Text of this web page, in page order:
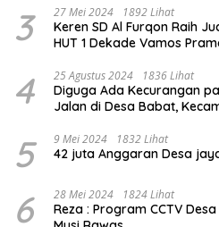
3 27 Mei 2024 1892 Lihat
Keren SD Al Furqon Raih
HUT 1 Dekade Vamos
4 25 Agustus 2024 1836 Lihat
Diguga Ada Kecurangan
Jalan di Desa Babat,
5 9 Mei 2024 1832 Lihat
42 juta Anggaran Desa
6 28 Mei 2024 1824 Lihat
Reza : Program CCTV